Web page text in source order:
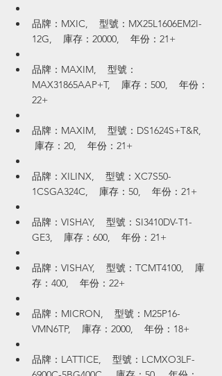
品牌：MXIC,    型號：MX25L1606EM2I-
12G,    庫存：20000,    年份：21+
品牌：MAXIM,    型號：
MAX31865AAP+T,    庫存：500,    年份：
22+
品牌：MAXIM,    型號：DS1624S+T&R,
庫存：20,    年份：21+
品牌：XILINX,    型號：XC7S50-
1CSGA324C,    庫存：50,    年份：21+
品牌：VISHAY,    型號：SI3410DV-T1-
GE3,    庫存：600,    年份：21+
品牌：VISHAY,    型號：TCMT4100,    庫
存：400,    年份：22+
品牌：MICRON,    型號：M25P16-
VMN6TP,    庫存：2000,    年份：18+
品牌：LATTICE,    型號：LCMXO3LF-